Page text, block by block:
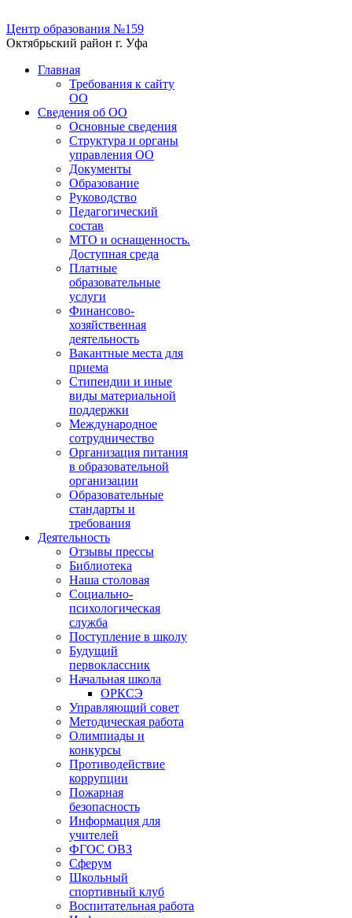
Центр образования №159
Октябрьский район г. Уфа
Главная
Требования к сайту
ОО
Сведения об ОО
Основные сведения
Структура и органы
управления ОО
Документы
Образование
Руководство
Педагогический
состав
МТО и оснащенность.
Доступная среда
Платные
образовательные
услуги
Финансово-
хозяйственная
деятельность
Вакантные места для
приема
Стипендии и иные
виды материальной
поддержки
Международное
сотрудничество
Организация питания
в образовательной
организации
Образовательные
стандарты и
требования
Деятельность
Отзывы прессы
Библиотека
Наша столовая
Социально-
психологическая
служба
Поступление в школу
Будущий
первоклассник
Начальная школа
ОРКСЭ
Управляющий совет
Методическая работа
Олимпиады и
конкурсы
Противодействие
коррупции
Пожарная
безопасность
Информация для
учителей
ФГОС ОВЗ
Сферум
Школьный
спортивный клуб
Воспитательная работа